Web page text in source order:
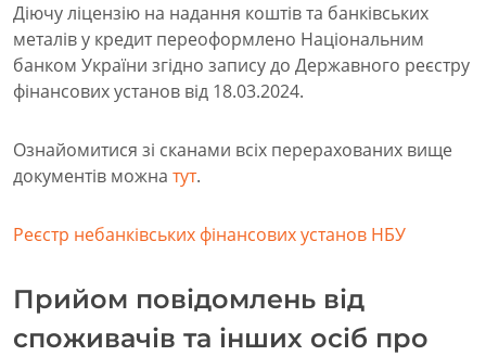
Діючу ліцензію на надання коштів та банківських
металів у кредит переоформлено Національним
банком України згідно запису до Державного реєстру
фінансових установ від 18.03.2024.
Ознайомитися зі сканами всіх перерахованих вище
документів можна тут.
Реєстр небанківських фінансових установ НБУ
Прийом повідомлень від
споживачів та інших осіб про